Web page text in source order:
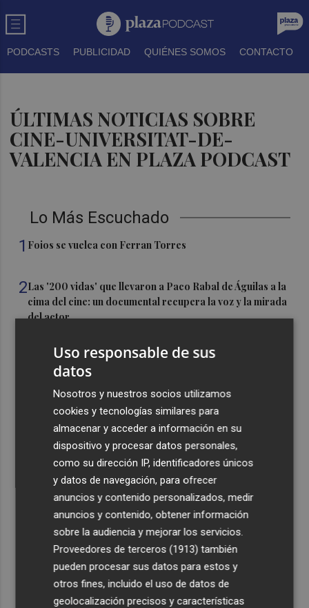
PODCASTS PUBLICIDAD QUIÉNES SOMOS CONTACTO
ÚLTIMAS NOTICIAS SOBRE
CINE-UNIVERSITAT-DE-
VALENCIA EN PLAZA PODCAST
Lo Más Escuchado
1 Foios se vuelca con Ferran Torres
2Las '200 vidas' que llevaron a Paco Rabal de Águilas a la
cima del cine: un documental recupera la voz y la mirada
del actor
la Eredivisie
en las fiestas para la Ufece y conciertos en valenciano
El Ibex 35 sube un 2% la primera semana de agosto tras
conquistar los históricos 20.000 puntos
Recibe toda la actualidad de
Plaza Podcast en tu correo
Quiero suscribirme
Uso responsable de sus
datos
Nosotros y nuestros socios utilizamos
cookies y tecnologías similares para
almacenar y acceder a información en su
dispositivo y procesar datos personales,
como su dirección IP, identificadores únicos
y datos de navegación, para ofrecer
anuncios y contenido personalizados, medir
anuncios y contenido, obtener información
sobre la audiencia y mejorar los servicios.
Proveedores de terceros (1913) también
pueden procesar sus datos para estos y
otros fines, incluido el uso de datos de
geolocalización precisos y características